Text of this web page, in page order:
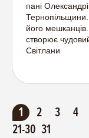
пані
його
створює
Світлани
1 2 3 4
21-30 31